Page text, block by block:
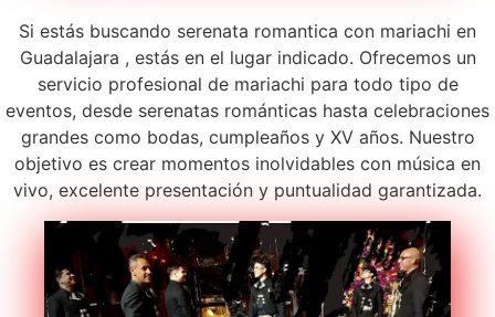
Si estás buscando serenata romantica con mariachi en
Guadalajara , estás en el lugar indicado. Ofrecemos un
servicio profesional de mariachi para todo tipo de
eventos, desde serenatas románticas hasta celebraciones
grandes como bodas, cumpleaños y XV años. Nuestro
objetivo es crear momentos inolvidables con música en
vivo, excelente presentación y puntualidad garantizada.